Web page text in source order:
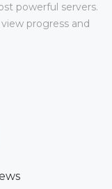
powerful servers.
progress and